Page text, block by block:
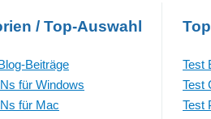
/ Top-Auswahl
Beiträge
für Windows
für Mac
Test
Test
Test